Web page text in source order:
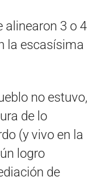
alinearon 3 o 4
la escasísima
no estuvo,
de lo
(y vivo en la
logro
de